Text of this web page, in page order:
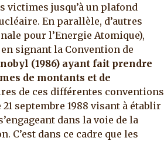
victimes jusqu’à un plafond
En parallèle, d’autres
pour l’Energie Atomique),
signant la Convention de
(1986) ayant fait prendre
de montants et de
de ces différentes conventions
septembre 1988 visant à établir
dans la voie de la
C’est dans ce cadre que les